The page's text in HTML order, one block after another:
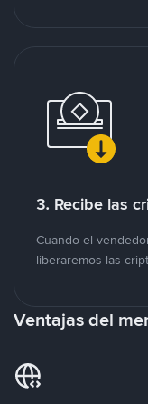
3. Recibe las
Cuando el
liberaremos las
Ventajas del